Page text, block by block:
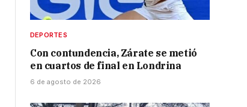
DEPORTES
Con contundencia, Zárate se metió
en cuartos de final en Londrina
6 de agosto de 2026